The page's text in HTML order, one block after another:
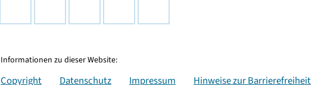
Informationen zu dieser Website:
Copyright Datenschutz Impressum Hinweise zur Barrierefreiheit